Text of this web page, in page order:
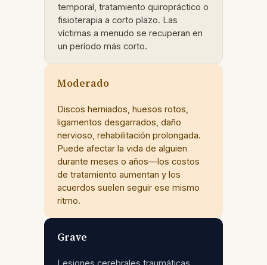
temporal, tratamiento quiropráctico o
fisioterapia a corto plazo. Las
víctimas a menudo se recuperan en
un período más corto.
Moderado
Discos herniados, huesos rotos,
ligamentos desgarrados, daño
nervioso, rehabilitación prolongada.
Puede afectar la vida de alguien
durante meses o años—los costos
de tratamiento aumentan y los
acuerdos suelen seguir ese mismo
ritmo.
Grave